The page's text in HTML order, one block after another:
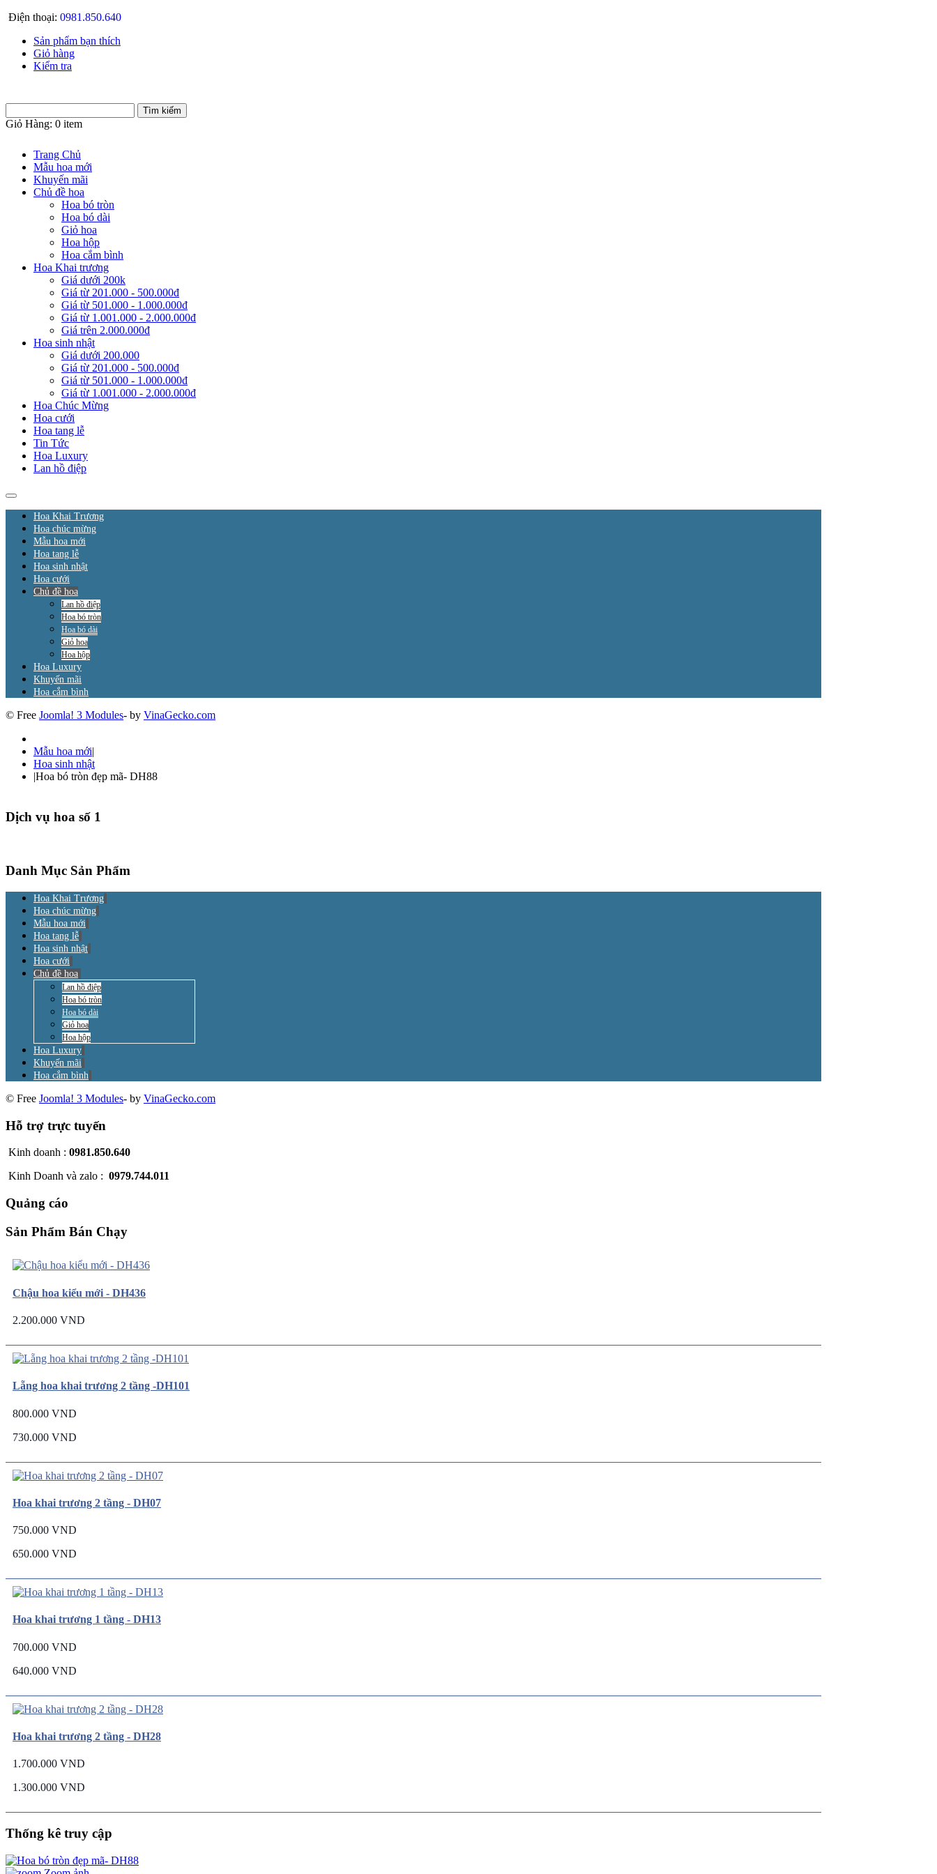
Điện thoại: 0981.850.640
Sản phẩm bạn thích
Giỏ hàng
Kiểm tra
Giỏ Hàng: 0 item
Trang Chủ
Mẫu hoa mới
Khuyến mãi
Chủ đề hoa
Hoa bó tròn
Hoa bó dài
Giỏ hoa
Hoa hộp
Hoa cắm bình
Hoa Khai trương
Giá dưới 200k
Giá từ 201.000 - 500.000đ
Giá từ 501.000 - 1.000.000đ
Giá từ 1.001.000 - 2.000.000đ
Giá trên 2.000.000đ
Hoa sinh nhật
Giá dưới 200.000
Giá từ 201.000 - 500.000đ
Giá từ 501.000 - 1.000.000đ
Giá từ 1.001.000 - 2.000.000đ
Hoa Chúc Mừng
Hoa cưới
Hoa tang lễ
Tin Tức
Hoa Luxury
Lan hồ điệp
Hoa Khai Trương
Hoa chúc mừng
Mẫu hoa mới
Hoa tang lễ
Hoa sinh nhật
Hoa cưới
Chủ đề hoa
Lan hồ điệp
Hoa bó tròn
Hoa bó dài
Giỏ hoa
Hoa hộp
Hoa Luxury
Khuyến mãi
Hoa cắm bình
© Free Joomla! 3 Modules- by VinaGecko.com
Mẫu hoa mới|
Hoa sinh nhật
|Hoa bó tròn đẹp mã- DH88
Dịch vụ hoa số 1
Danh Mục Sản Phẩm
Hoa Khai Trương
Hoa chúc mừng
Mẫu hoa mới
Hoa tang lễ
Hoa sinh nhật
Hoa cưới
Chủ đề hoa
Lan hồ điệp
Hoa bó tròn
Hoa bó dài
Giỏ hoa
Hoa hộp
Hoa Luxury
Khuyến mãi
Hoa cắm bình
© Free Joomla! 3 Modules- by VinaGecko.com
Hỗ trợ trực tuyến
Kinh doanh : 0981.850.640
Kinh Doanh và zalo : 0979.744.011
Quảng cáo
Sản Phẩm Bán Chạy
Chậu hoa kiểu mới - DH436
2.200.000 VND
Lẵng hoa khai trương 2 tầng -DH101
800.000 VND
730.000 VND
Hoa khai trương 2 tầng - DH07
750.000 VND
650.000 VND
Hoa khai trương 1 tầng - DH13
700.000 VND
640.000 VND
Hoa khai trương 2 tầng - DH28
1.700.000 VND
1.300.000 VND
Thống kê truy cập